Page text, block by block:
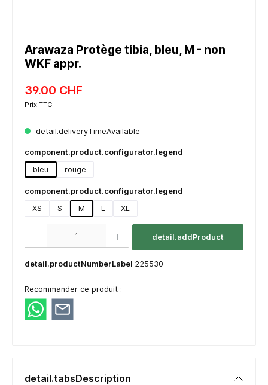
Arawaza Protège tibia, bleu, M - non
WKF appr.
39.00 CHF
Prix TTC
detail.deliveryTimeAvailable
component.product.configurator.legend
bleu
rouge
component.product.configurator.legend
XS
S M L XL
detail.addProduct
detail.productNumberLabel 225530
Recommander ce produit :
detail.tabsDescription